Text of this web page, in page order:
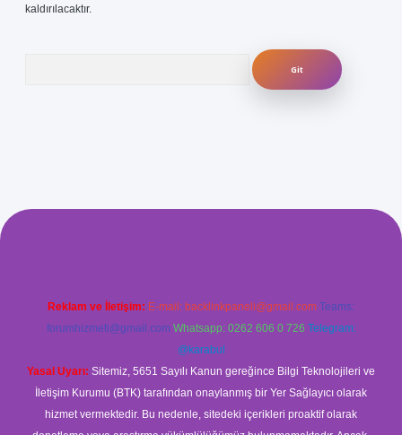
kaldırılacaktır.
Reklam ve İletişim: E-mail: backlinkpaneli@gmail.com Teams:
forumhizmeti@gmail.com Whatsapp: 0262 606 0 726 Telegram:
@karabul
Yasal Uyarı: Sitemiz, 5651 Sayılı Kanun gereğince Bilgi Teknolojileri ve
İletişim Kurumu (BTK) tarafından onaylanmış bir Yer Sağlayıcı olarak
hizmet vermektedir. Bu nedenle, sitedeki içerikleri proaktif olarak